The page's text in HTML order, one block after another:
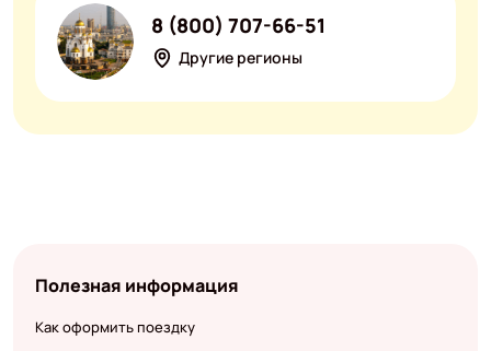
Другие регионы
8 (800) 707-66-51
Полезная информация
Как оформить поездку